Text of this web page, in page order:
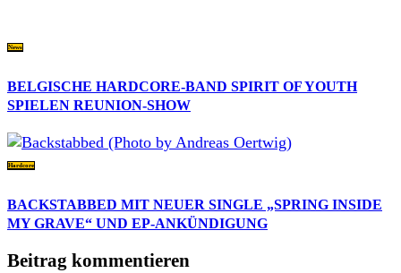
News
BELGISCHE HARDCORE-BAND SPIRIT OF YOUTH
SPIELEN REUNION-SHOW
Hardcore
BACKSTABBED MIT NEUER SINGLE „SPRING INSIDE
MY GRAVE“ UND EP-ANKÜNDIGUNG
Beitrag kommentieren